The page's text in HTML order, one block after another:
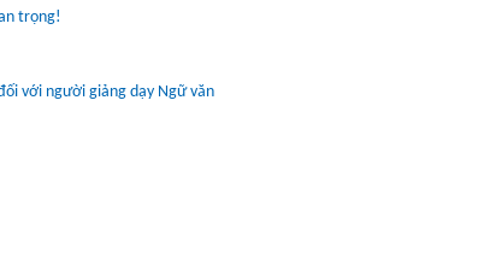
trọng!
với người giảng dạy Ngữ văn